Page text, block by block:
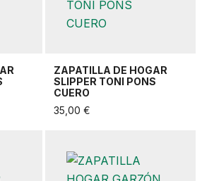
ZAPATILLA DE HOGAR
SLIPPER TONI PONS
CUERO
35,00 €